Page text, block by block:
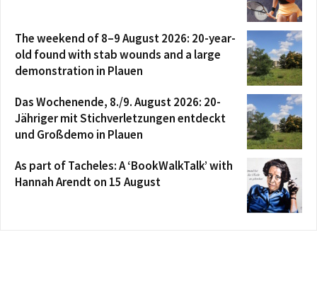
The weekend of 8–9 August 2026: 20-year-
old found with stab wounds and a large
demonstration in Plauen
Das Wochenende, 8./9. August 2026: 20-
Jähriger mit Stichverletzungen entdeckt
und Großdemo in Plauen
As part of Tacheles: A ‘BookWalkTalk’ with
Hannah Arendt on 15 August